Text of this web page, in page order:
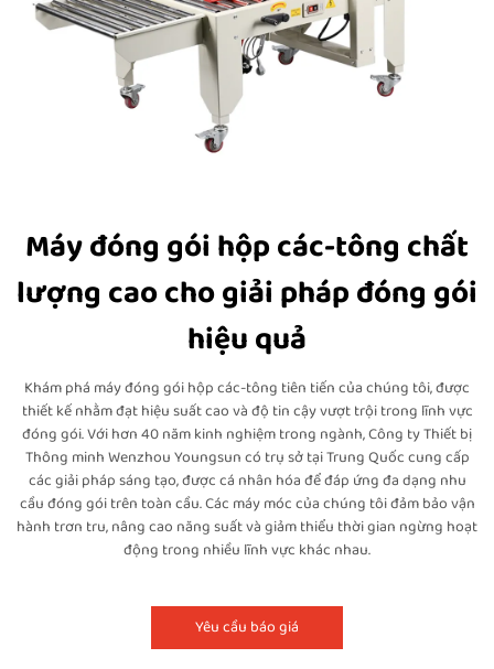
Máy đóng gói hộp các-tông chất
lượng cao cho giải pháp đóng gói
hiệu quả
Khám phá máy đóng gói hộp các-tông tiên tiến của chúng tôi, được
thiết kế nhằm đạt hiệu suất cao và độ tin cậy vượt trội trong lĩnh vực
đóng gói. Với hơn 40 năm kinh nghiệm trong ngành, Công ty Thiết bị
Thông minh Wenzhou Youngsun có trụ sở tại Trung Quốc cung cấp
các giải pháp sáng tạo, được cá nhân hóa để đáp ứng đa dạng nhu
cầu đóng gói trên toàn cầu. Các máy móc của chúng tôi đảm bảo vận
hành trơn tru, nâng cao năng suất và giảm thiểu thời gian ngừng hoạt
động trong nhiều lĩnh vực khác nhau.
Yêu cầu báo giá